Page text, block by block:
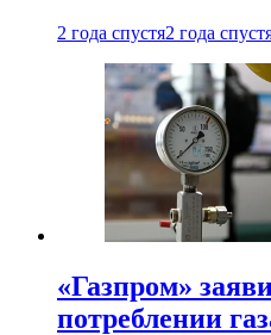
2 года спустя2 года
«Газпром»
потреблении